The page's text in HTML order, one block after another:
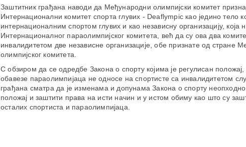
Заштитник грађана наводи да Међународни олимпијски комитет
Интернационални комитет спорта глувих - Deaflympic као једино тело
интернационалним спортом глувих и као независну организацију, која
Интернационалног параолимпијског комитета, већ да су ова два
инвалидитетом две независне организације, обе признате од стране
олимпијског комитета.
С обзиром да се одредбе Закона о спорту којима је регулисан
обавезе параолимпијаца не односе на спортисте са инвалидитетом
грађана сматра да је изменама и допунама Закона о спорту
положај и заштити права на исти начин и у истом обиму као што су
осталих спортиста и параолимпијаца.